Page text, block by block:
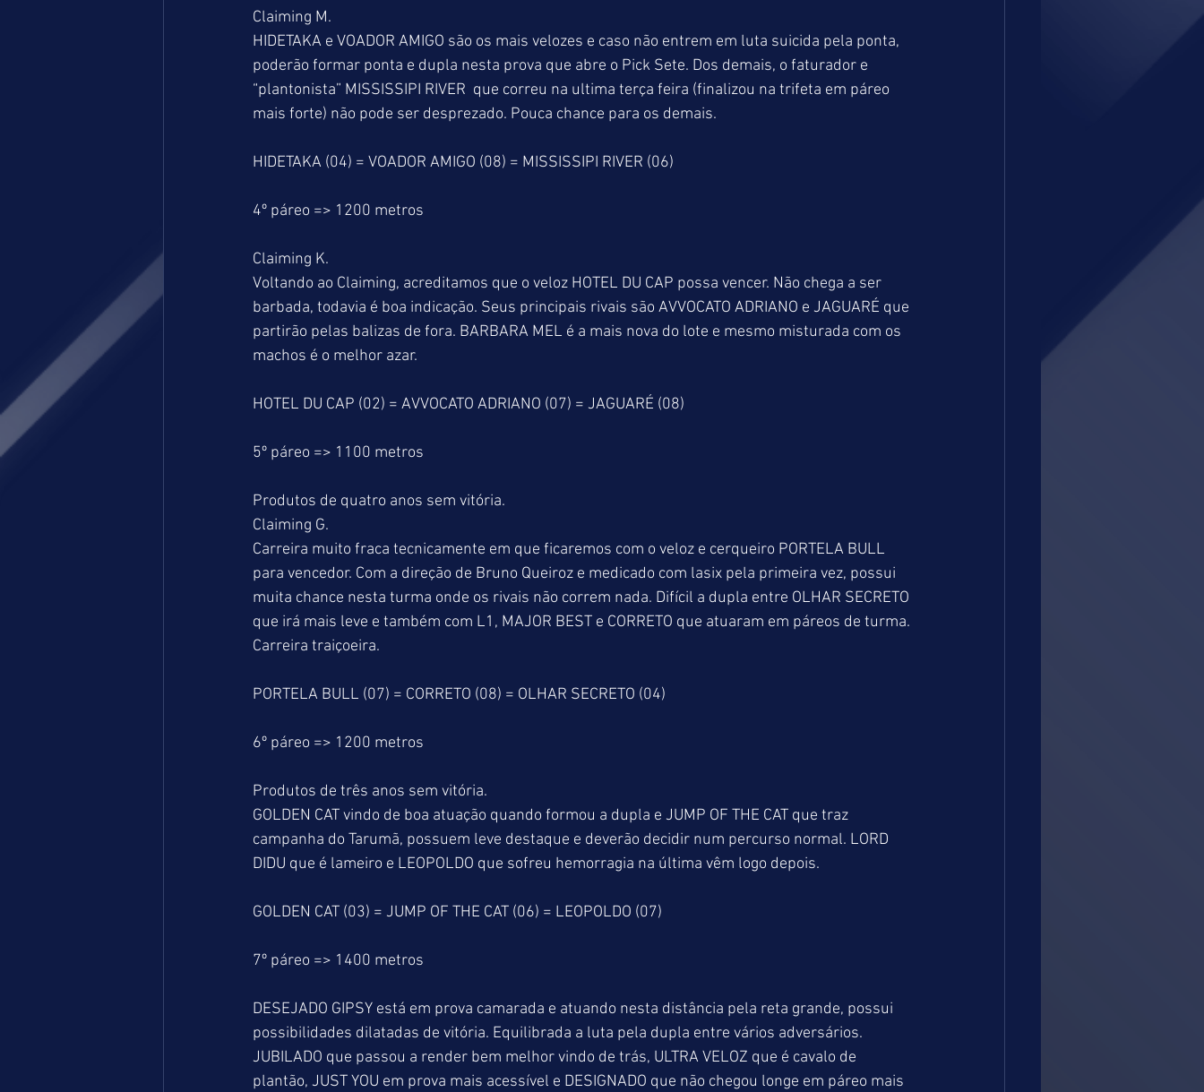
Claiming M.
HIDETAKA e VOADOR AMIGO são os mais velozes e caso não entrem em luta suicida pela ponta,
poderão formar ponta e dupla nesta prova que abre o Pick Sete. Dos demais, o faturador e
“plantonista” MISSISSIPI RIVER  que correu na ultima terça feira (finalizou na trifeta em páreo
mais forte) não pode ser desprezado. Pouca chance para os demais.
HIDETAKA (04) = VOADOR AMIGO (08) = MISSISSIPI RIVER (06)
4º páreo => 1200 metros
Claiming K.
Voltando ao Claiming, acreditamos que o veloz HOTEL DU CAP possa vencer. Não chega a ser
barbada, todavia é boa indicação. Seus principais rivais são AVVOCATO ADRIANO e JAGUARÉ que
partirão pelas balizas de fora. BARBARA MEL é a mais nova do lote e mesmo misturada com os
machos é o melhor azar.
HOTEL DU CAP (02) = AVVOCATO ADRIANO (07) = JAGUARÉ (08)
5º páreo => 1100 metros
Produtos de quatro anos sem vitória.
Claiming G.
Carreira muito fraca tecnicamente em que ficaremos com o veloz e cerqueiro PORTELA BULL
para vencedor. Com a direção de Bruno Queiroz e medicado com lasix pela primeira vez, possui
muita chance nesta turma onde os rivais não correm nada. Difícil a dupla entre OLHAR SECRETO
que irá mais leve e também com L1, MAJOR BEST e CORRETO que atuaram em páreos de turma.
Carreira traiçoeira.
PORTELA BULL (07) = CORRETO (08) = OLHAR SECRETO (04)
6º páreo => 1200 metros
Produtos de três anos sem vitória.
GOLDEN CAT vindo de boa atuação quando formou a dupla e JUMP OF THE CAT que traz
campanha do Tarumã, possuem leve destaque e deverão decidir num percurso normal. LORD
DIDU que é lameiro e LEOPOLDO que sofreu hemorragia na última vêm logo depois.
GOLDEN CAT (03) = JUMP OF THE CAT (06) = LEOPOLDO (07)
7º páreo => 1400 metros
DESEJADO GIPSY está em prova camarada e atuando nesta distância pela reta grande, possui
possibilidades dilatadas de vitória. Equilibrada a luta pela dupla entre vários adversários.
JUBILADO que passou a render bem melhor vindo de trás, ULTRA VELOZ que é cavalo de
plantão, JUST YOU em prova mais acessível e DESIGNADO que não chegou longe em páreo mais